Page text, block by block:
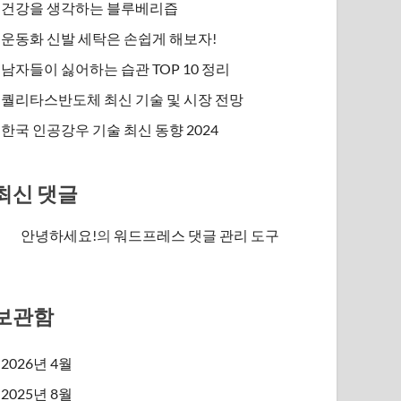
건강을 생각하는 블루베리즙
운동화 신발 세탁은 손쉽게 해보자!
남자들이 싫어하는 습관 TOP 10 정리
퀄리타스반도체 최신 기술 및 시장 전망
한국 인공강우 기술 최신 동향 2024
신 댓글
안녕하세요!의워드프레스 댓글 관리 도구
관함
2026년 4월
2025년 8월